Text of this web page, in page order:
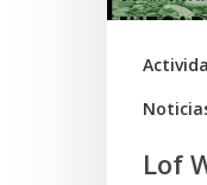
en
Juzgado
Lof